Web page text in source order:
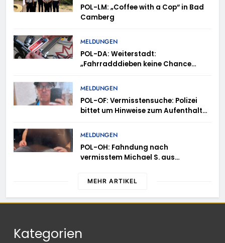
POL-LM: „Coffee with a Cop“ in Bad
Camberg
MELDUNGEN
POL-DA: Weiterstadt:
„Fahrradddieben keine Chance
Anmeldung erforderlich
MELDUNGEN
POL-OF: Vermisstensuche: Polizei
bittet um Hinweise zum Aufenthalt
MELDUNGEN
POL-OH: Fahndung nach
vermisstem Michael S. aus
MEHR ARTIKEL
Kategorien